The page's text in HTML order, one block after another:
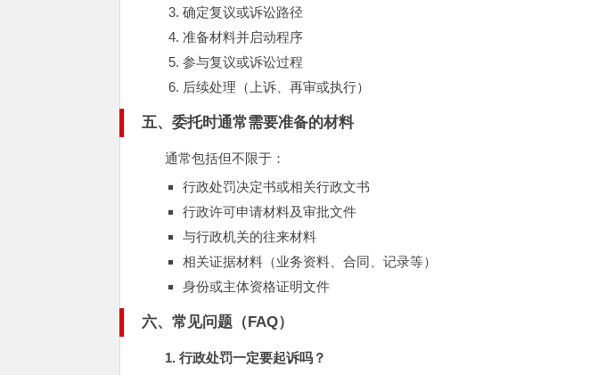
确定复议或诉讼路径
准备材料并启动程序
参与复议或诉讼过程
后续处理（上诉、再审或执行）
五、委托时通常需要准备的材料
通常包括但不限于：
行政处罚决定书或相关行政文书
行政许可申请材料及审批文件
与行政机关的往来材料
相关证据材料（业务资料、合同、记录等）
身份或主体资格证明文件
六、常见问题（FAQ）
1. 行政处罚一定要起诉吗？